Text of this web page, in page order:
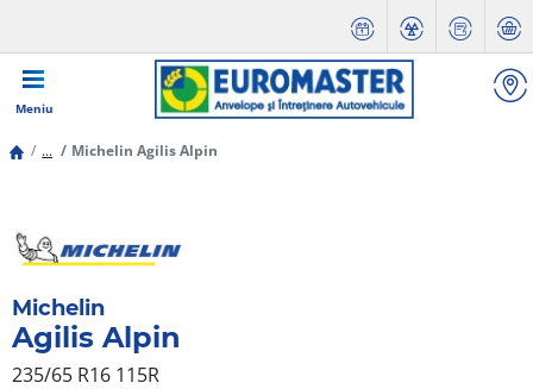
Meniu
... Michelin Agilis Alpin
Michelin
Agilis Alpin
235/65 R16 115R